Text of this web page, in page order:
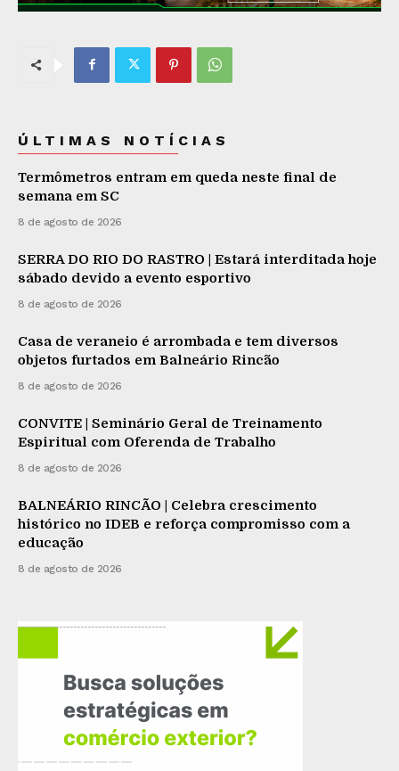
ÚLTIMAS NOTÍCIAS
Termômetros entram em queda neste final de
semana em SC
8 de agosto de 2026
SERRA DO RIO DO RASTRO | Estará interditada hoje
sábado devido a evento esportivo
8 de agosto de 2026
Casa de veraneio é arrombada e tem diversos
objetos furtados em Balneário Rincão
8 de agosto de 2026
CONVITE | Seminário Geral de Treinamento
Espiritual com Oferenda de Trabalho
8 de agosto de 2026
BALNEÁRIO RINCÃO | Celebra crescimento
histórico no IDEB e reforça compromisso com a
educação
8 de agosto de 2026